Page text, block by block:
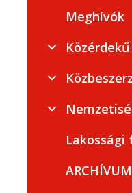
Meghívók
Lakossági
ARCHÍVUM